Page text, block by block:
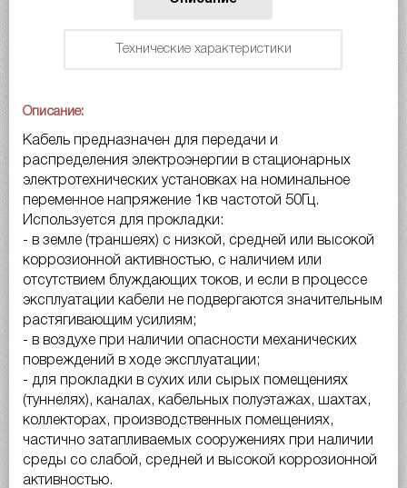
Технические характеристики
Описание:
Кабель предназначен для передачи и
распределения электроэнергии в стационарных
электротехнических установках на номинальное
переменное напряжение 1кв частотой 50Гц.
Используется для прокладки:
- в земле (траншеях) с низкой, средней или высокой
коррозионной активностью, с наличием или
отсутствием блуждающих токов, и если в процессе
эксплуатации кабели не подвергаются значительным
растягивающим усилиям;
- в воздухе при наличии опасности механических
повреждений в ходе эксплуатации;
- для прокладки в сухих или сырых помещениях
(туннелях), каналах, кабельных полуэтажах, шахтах,
коллекторах, производственных помещениях,
частично затапливаемых сооружениях при наличии
среды со слабой, средней и высокой коррозионной
активностью.